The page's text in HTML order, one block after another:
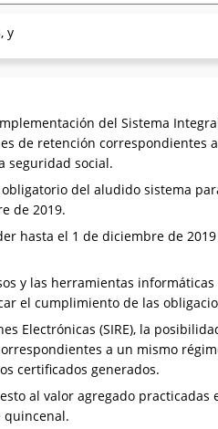
y
del Sistema
de retención correspondientes
seguridad social.
del aludido sistema
de 2019.
hasta el 1 de diciembre de
y las herramientas
el cumplimiento de las
Electrónicas (SIRE), la
a un mismo
certificados generados.
al valor agregado practicadas
quincenal.